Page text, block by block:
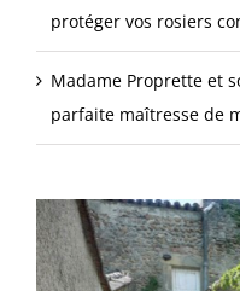
protéger vos rosiers
Madame Proprette et
parfaite maîtresse de